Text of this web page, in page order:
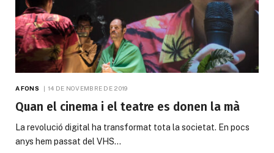
A FONS 14 DE NOVEMBRE DE 2019
Quan el cinema i el teatre es donen la mà
La revolució digital ha transformat tota la societat. En pocs
anys hem passat del VHS…